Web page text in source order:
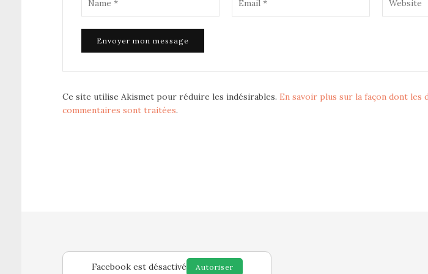
Ce site utilise Akismet pour réduire les indésirables. En savoir plus sur la façon dont les
commentaires sont traitées.
Facebook est désactivé Autoriser